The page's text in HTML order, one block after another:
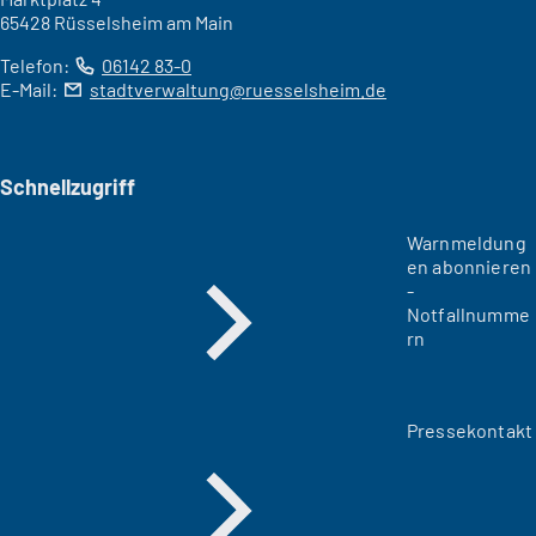
65428 Rüsselsheim am Main
Telefon:
06142 83-0
E-Mail:
stadtverwaltung ruesselsheim de
Schnellzugriff
Warnmeldung
en abonnieren
-
Notfallnumme
rn
Pressekontakt